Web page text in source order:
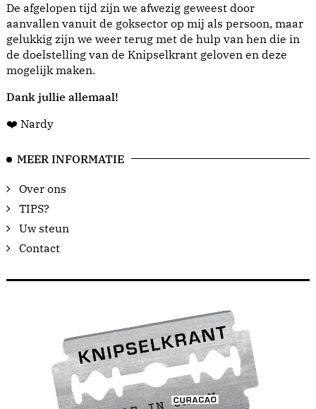
De afgelopen tijd zijn we afwezig geweest door
aanvallen vanuit de goksector op mij als persoon, maar
gelukkig zijn we weer terug met de hulp van hen die in
de doelstelling van de Knipselkrant geloven en deze
mogelijk maken.
Dank jullie allemaal!
❤️ Nardy
MEER INFORMATIE
Over ons
TIPS?
Uw steun
Contact